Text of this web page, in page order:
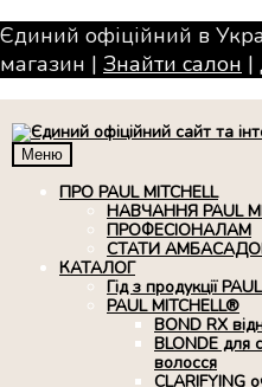
Єдиний офіційний в
магазин | Знайти салон |
Меню
ПРО PAUL MITCHELL
НАВЧАННЯ PAUL
ПРОФЕСІОНАЛАМ
СТАТИ
КАТАЛОГ
Гід з продукції
PAUL MITCHELL®
BOND RX
BLONDE для
волосся
CLARIFYING